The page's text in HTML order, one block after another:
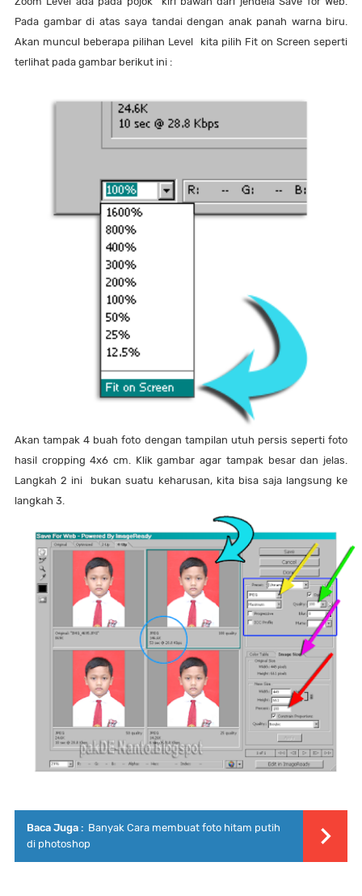
Pada gambar di atas saya tandai dengan anak panah warna biru.
Akan muncul beberapa pilihan Level kita pilih Fit on Screen seperti
terlihat pada gambar berikut ini :
Akan tampak 4 buah foto dengan tampilan utuh persis seperti foto
hasil cropping 4x6 cm. Klik gambar agar tampak besar dan jelas.
Langkah 2 ini bukan suatu keharusan, kita bisa saja langsung ke
langkah 3.
Baca Juga : Banyak Cara membuat foto hitam putih
di photoshop